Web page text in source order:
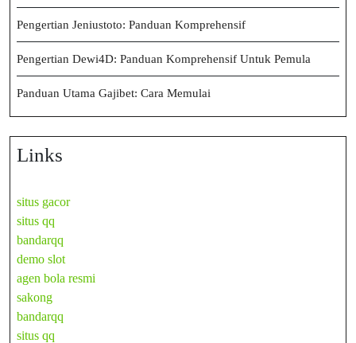
Pengertian Jeniustoto: Panduan Komprehensif
Pengertian Dewi4D: Panduan Komprehensif Untuk Pemula
Panduan Utama Gajibet: Cara Memulai
Links
situs gacor
situs qq
bandarqq
demo slot
agen bola resmi
sakong
bandarqq
situs qq